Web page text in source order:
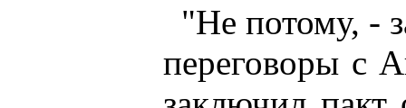
"Не потому, -
переговоры с